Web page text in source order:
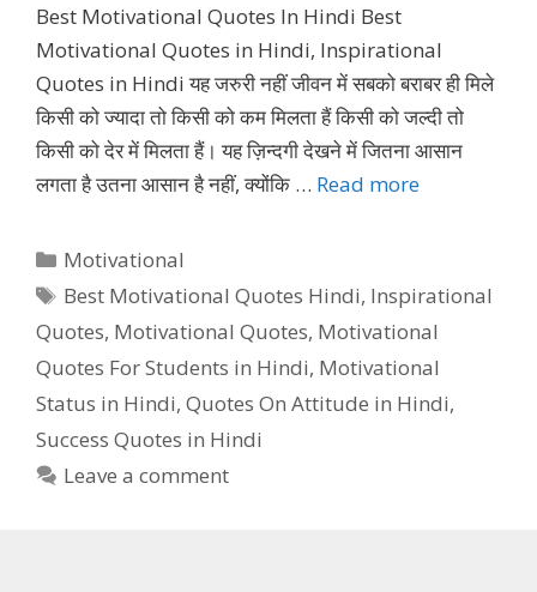
Best Motivational Quotes In Hindi Best
Motivational Quotes in Hindi, Inspirational
Quotes in Hindi यह जरुरी नहीं जीवन में सबको बराबर ही मिले
किसी को ज्यादा तो किसी को कम मिलता हैं किसी को जल्दी तो
किसी को देर में मिलता हैं। यह ज़िन्दगी देखने में जितना आसान
लगता है उतना आसान है नहीं, क्योंकि … Read more
Categories
Motivational
Tags
Best Motivational Quotes Hindi, Inspirational
Quotes, Motivational Quotes, Motivational
Quotes For Students in Hindi, Motivational
Status in Hindi, Quotes On Attitude in Hindi,
Success Quotes in Hindi
Leave a comment